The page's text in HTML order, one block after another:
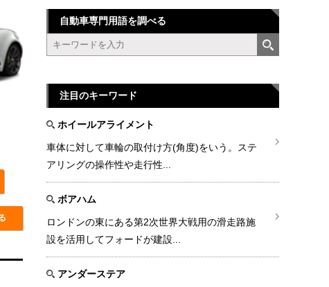
自動車専門用語を調べる
注目のキーワード
ホイールアライメント
車体に対して車輪の取付け方(角度)をいう。ステ
アリングの操作性や走行性...
ボアハム
ロンドンの東にある第2次世界大戦用の滑走路施
設を活用してフォードが建設...
アンダーステア